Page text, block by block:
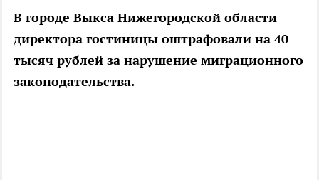
В городе Выкса Нижегородской области
директора гостиницы оштрафовали на 40
тысяч рублей за нарушение миграционного
законодательства.